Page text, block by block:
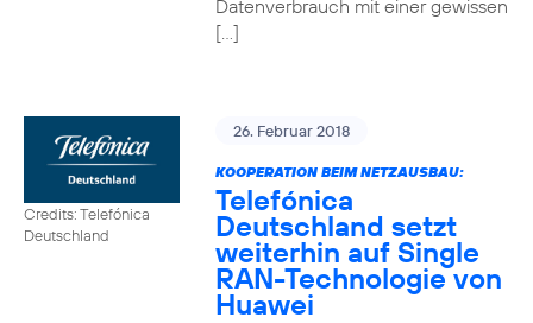
Datenverbrauch mit einer gewissen
[…]
Credits: Telefónica
Deutschland
26. Februar 2018
KOOPERATION BEIM NETZAUSBAU:
Telefónica
Deutschland setzt
weiterhin auf Single
RAN-Technologie von
Huawei